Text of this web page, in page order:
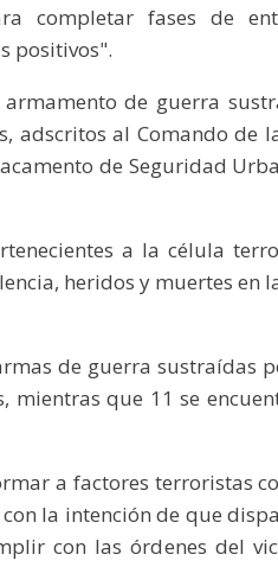
completar fases de
positivos".
de guerra
al Comando de
de Seguridad
a la célula
heridos y muertes en
de guerra sustraídas
que 11 se
a factores terroristas
la intención de que
con las órdenes del